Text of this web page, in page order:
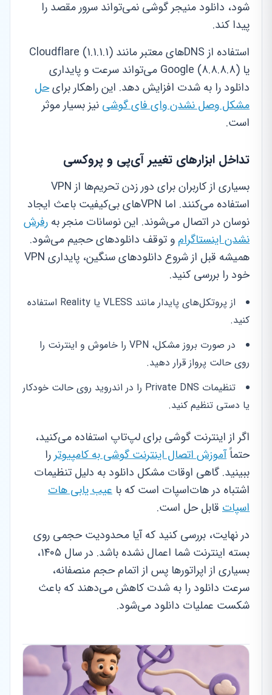
شود، دانلود منیجر گوشی نمی‌تواند سرور مقصد را
پیدا کند.
استفاده از DNSهای معتبر مانند Cloudflare (1.1.1.1)
یا Google (8.8.8.8) می‌تواند سرعت و پایداری
دانلود را به شدت افزایش دهد. این راهکار برایحل
مشکل وصل نشدن وای فای گوشی نیز بسیار موثر
است.
تداخل ابزارهای تغییر آی‌پی و پروکسی
بسیاری از کاربران برای دور زدن تحریم‌ها از VPN
استفاده می‌کنند. اما VPNهای بی‌کیفیت باعث ایجاد
نوسان در اتصال می‌شوند. این نوسانات منجر به رفرش
نشدن اینستاگرام و توقف دانلودهای حجیم می‌شود.
همیشه قبل از شروع دانلودهای سنگین، پایداری VPN
خود را بررسی کنید.
از پروتکل‌های پایدار مانند VLESS یا Reality استفاده
کنید.
در صورت بروز مشکل، VPN را خاموش و اینترنت را
روی حالت پرواز قرار دهید.
تنظیمات Private DNS را در اندروید روی حالت خودکار
یا دستی تنظیم کنید.
اگر از اینترنت گوشی برای لپ‌تاپ استفاده می‌کنید،
حتماًآموزش اتصال اینترنت گوشی به کامپیوتر را
ببینید. گاهی اوقات مشکل دانلود به دلیل تنظیمات
اشتباه در هات‌اسپات است که با عیب یابی هات
اسپات قابل حل است.
در نهایت، بررسی کنید که آیا محدودیت حجمی روی
بسته اینترنت شما اعمال نشده باشد. در سال ۱۴۰۵،
بسیاری از اپراتورها پس از اتمام حجم منصفانه،
سرعت دانلود را به شدت کاهش می‌دهند که باعث
شکست عملیات دانلود می‌شود.